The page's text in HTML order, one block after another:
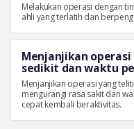
Melakukan operasi dengan
ahli yang terlatih dan
Menjanjikan
sedikit dan waktu
Menjanjikan operasi yang
mengurangi rasa sakit dan
cepat kembali beraktivitas.